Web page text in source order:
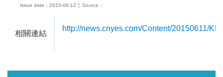
Issue date：2015-06-12 │ Source：
相關連結
http://news.cnyes.com/Content/20150611/